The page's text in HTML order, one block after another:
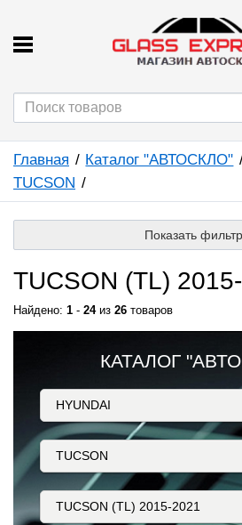
Главная Каталог "АВТОСКЛО"
TUCSON
Показать фильтр
TUCSON (TL)
Найдено: 1 - 24из 26 товаров
КАТАЛОГ